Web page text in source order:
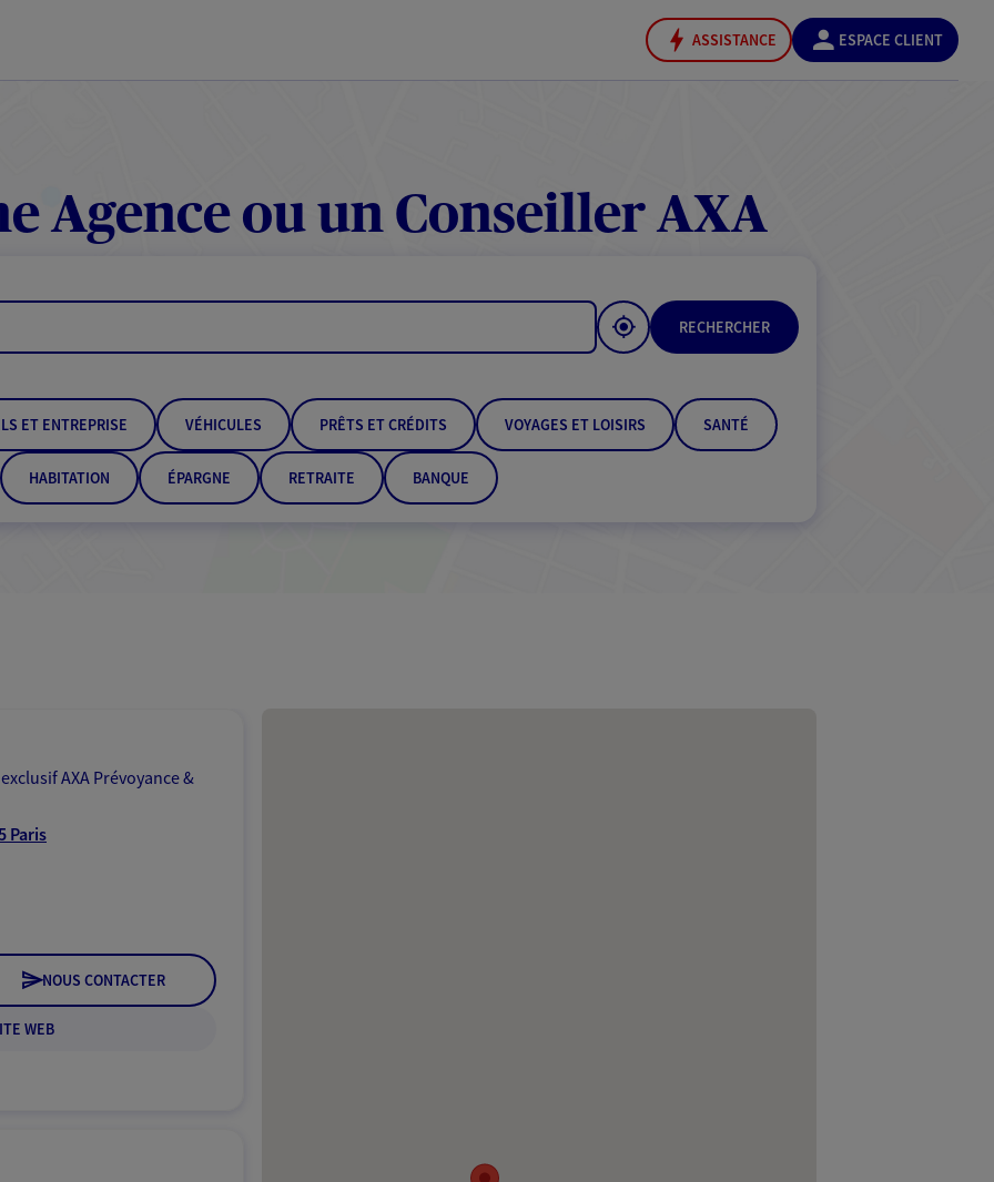
ASSISTANCE ESPACE CLIENT
Agence ou un Conseiller AXA
RECHERCHER
ET ENTREPRISE VÉHICULES PRÊTS ET CRÉDITS VOYAGES ET LOISIRS SANTÉ
HABITATION ÉPARGNE RETRAITE BANQUE
AXA Prévoyance &
Paris
NOUS CONTACTER
WEB